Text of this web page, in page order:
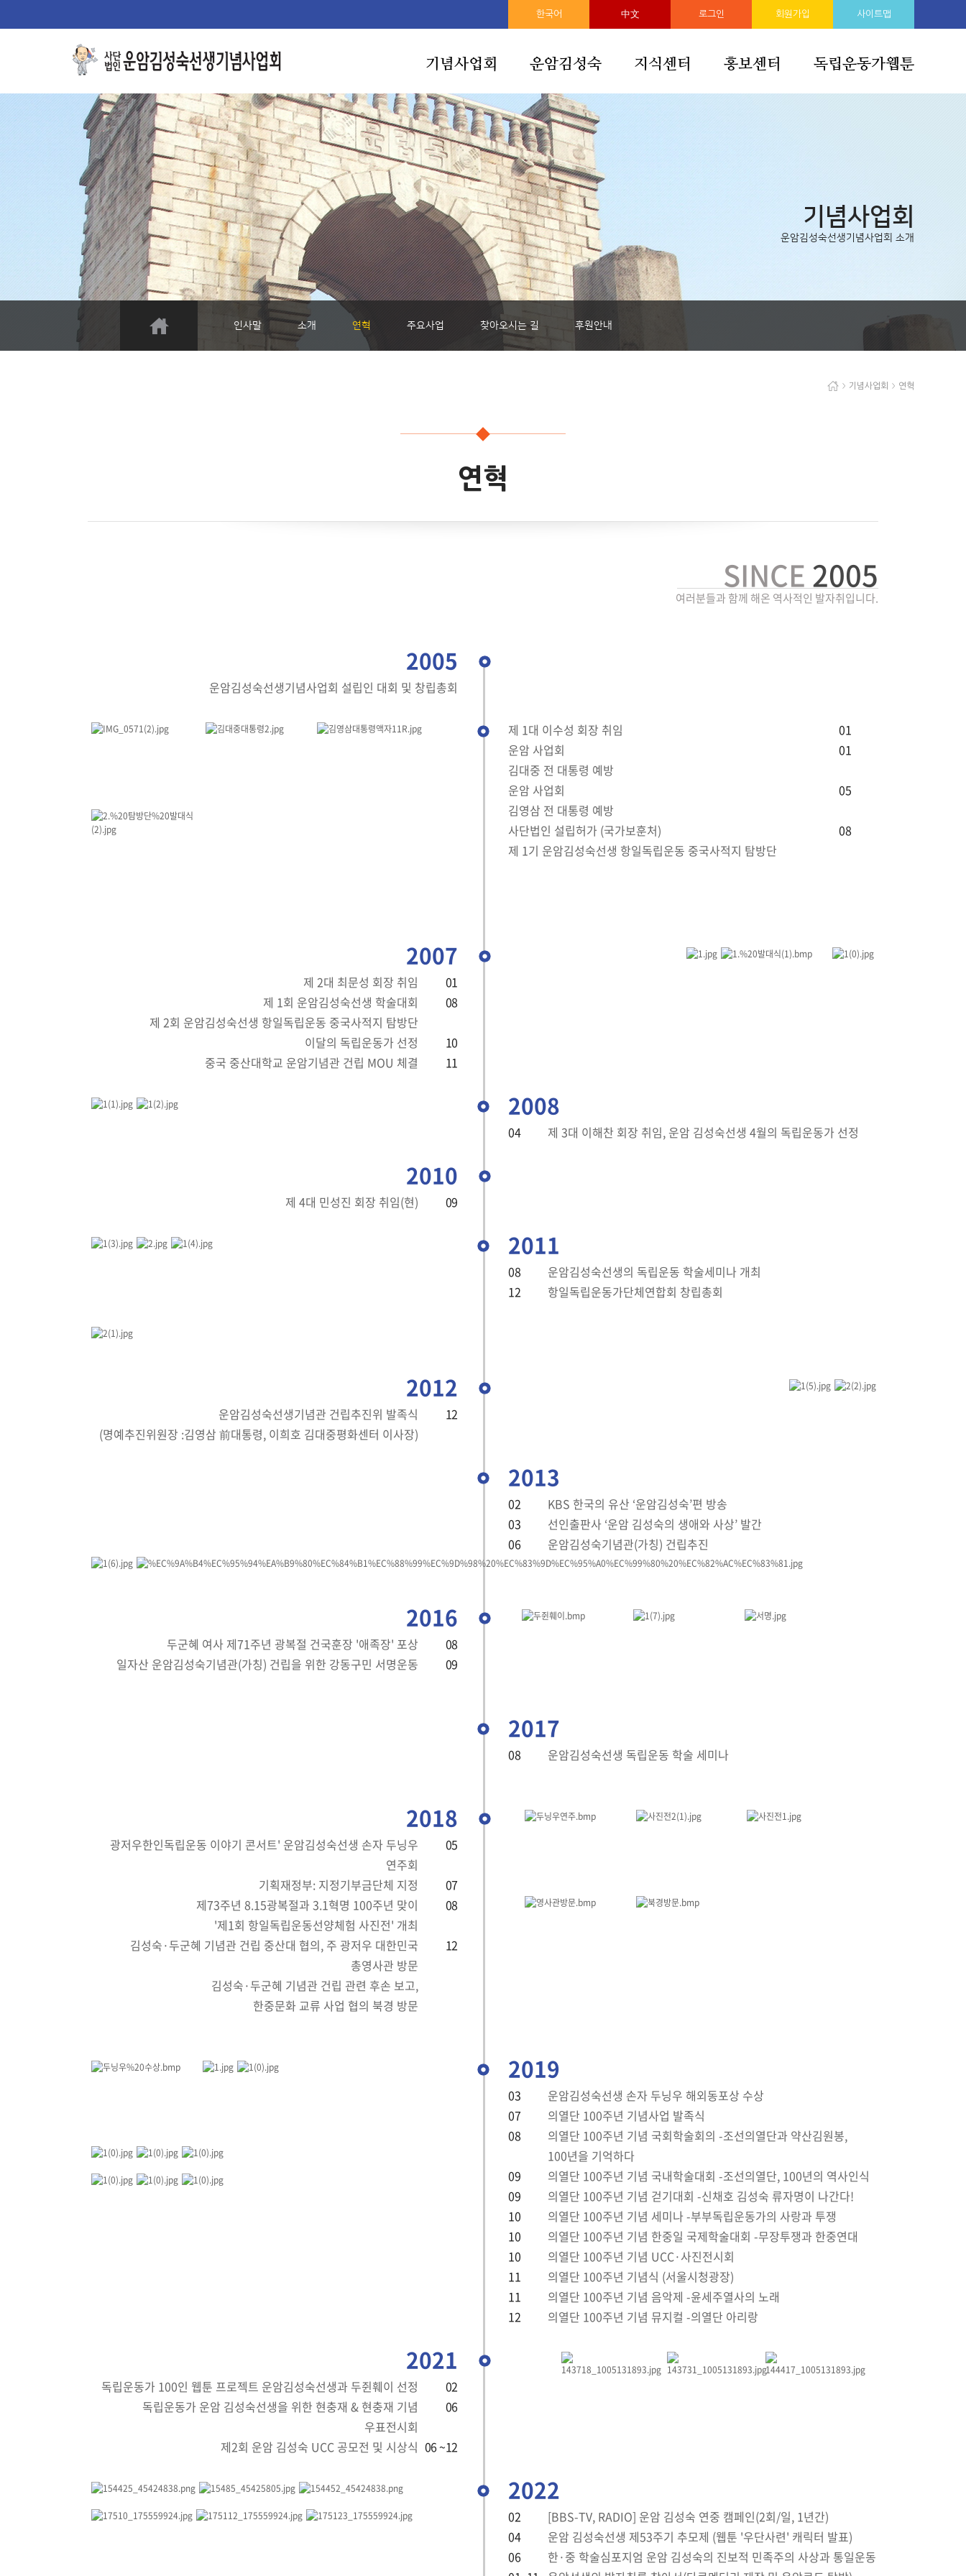
한국어 中文 로그인 회원가입 사이트맵
기념사업회 운암김성숙 지식센터 홍보센터 독립운동가웹툰
기념사업회
운암김성숙선생기념사업회 소개
인사말 소개 연혁 주요사업 찾아오시는 길 후원안내
기념사업회 연혁
연혁
SINCE 2005
여러분들과 함께 해온 역사적인 발자취입니다.
2005
운암김성숙선생기념사업회 설립인 대회 및 창립총회
제 1대 이수성 회장 취임
01
운암 사업회
김대중 전 대통령 예방
01
운암 사업회
김영삼 전 대통령 예방
05
사단법인 설립허가 (국가보훈처)
08
제 1기 운암김성숙선생 항일독립운동 중국사적지 탐방단
2007
01
제 2대 최문성 회장 취임
08
제 1회 운암김성숙선생 학술대회
제 2회 운암김성숙선생 항일독립운동 중국사적지 탐방단
10
이달의 독립운동가 선정
11
중국 중산대학교 운암기념관 건립 MOU 체결
2008
04 제 3대 이해찬 회장 취임, 운암 김성숙선생 4월의 독립운동가 선정
2010
09
제 4대 민성진 회장 취임(현)
2011
08
운암김성숙선생의 독립운동 학술세미나 개최
12
항일독립운동가단체연합회 창립총회
2012
12
운암김성숙선생기념관 건립추진위 발족식
(명예추진위원장 :김영삼 前대통령, 이희호 김대중평화센터 이사장)
2013
02
KBS 한국의 유산 ‘운암김성숙’편 방송
03
선인출판사 ‘운암 김성숙의 생애와 사상’ 발간
06
운암김성숙기념관(가칭) 건립추진
2016
08
두군혜 여사 제71주년 광복절 건국훈장 '애족장' 포상
09
일자산 운암김성숙기념관(가칭) 건립을 위한 강동구민 서명운동
2017
08 운암김성숙선생 독립운동 학술 세미나
2018
05
광저우한인독립운동 이야기 콘서트' 운암김성숙선생 손자 두닝우
연주회
07
기획재정부: 지정기부금단체 지정
08
제73주년 8.15광복절과 3.1혁명 100주년 맞이
'제1회 항일독립운동선양체험 사진전' 개최
12
김성숙·두군혜 기념관 건립 중산대 협의, 주 광저우 대한민국
총영사관 방문
김성숙·두군혜 기념관 건립 관련 후손 보고,
한중문화 교류 사업 협의 북경 방문
2019
03
운암김성숙선생 손자 두닝우 해외동포상 수상
07
의열단 100주년 기념사업 발족식
08
의열단 100주년 기념 국회학술회의 -조선의열단과 약산김원봉,
100년을 기억하다
09
의열단 100주년 기념 국내학술대회 -조선의열단, 100년의 역사인식
09
의열단 100주년 기념 걷기대회 -신채호 김성숙 류자명이 나간다!
10
의열단 100주년 기념 세미나 -부부독립운동가의 사랑과 투쟁
10
의열단 100주년 기념 한중일 국제학술대회 -무장투쟁과 한중연대
10
의열단 100주년 기념 UCC·사진전시회
11
의열단 100주년 기념식 (서울시청광장)
11
의열단 100주년 기념 음악제 -윤세주열사의 노래
12
의열단 100주년 기념 뮤지컬 -의열단 아리랑
2021
02
독립운동가 100인 웹툰 프로젝트 운암김성숙선생과 두쥔훼이 선정
06
독립운동가 운암 김성숙선생을 위한 현충재 & 현충재 기념
우표전시회
06 ~12
제2회 운암 김성숙 UCC 공모전 및 시상식
2022
02
[BBS-TV, RADIO] 운암 김성숙 연중 캠페인(2회/일, 1년간)
04
운암 김성숙선생 제53주기 추모제 (웹툰 '우단사련' 캐릭터 발표)
06
한·중 학술심포지엄 운암 김성숙의 진보적 민족주의 사상과 통일운동